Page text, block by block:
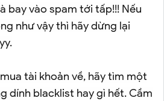
bay vào spam tới tấp!!! Nếu
như vậy thì hãy dừng lại
tài khoản về, hãy tìm một
dính blacklist hay gì hết. Cầm